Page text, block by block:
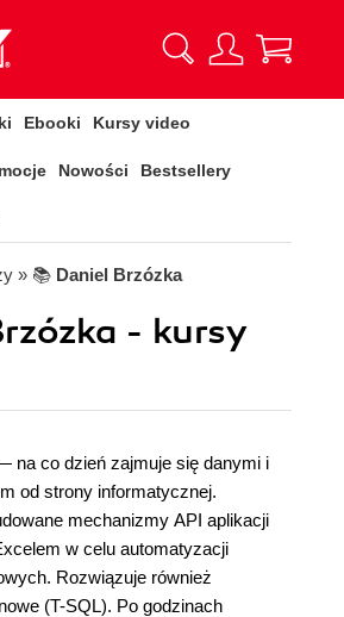
Ebooki Kursy video
Nowości Bestsellery
» 📚 Daniel Brzózka
- kursy
na co dzień zajmuje się danymi i
od strony informatycznej.
mechanizmy API aplikacji
w celu automatyzacji
Rozwiązuje również
(T-SQL). Po godzinach